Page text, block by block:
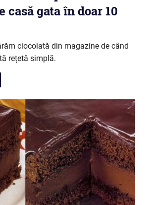
casă gata în doar 10
ciocolată din magazine de când
rețetă simplă.